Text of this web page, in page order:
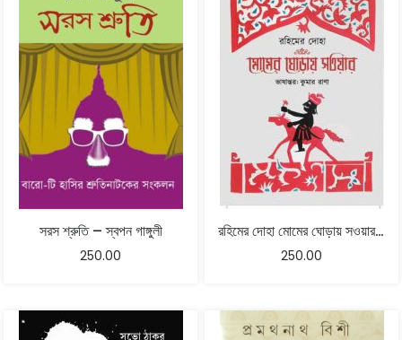
সরস শ্রুতি – স্বপন গাঙ্গুলী
250.00
রহিমের দোহা মোমের ঘোড়ায় সওয়ার – কুমার রাণা
250.00